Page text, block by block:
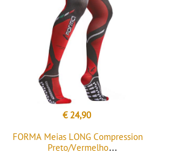
€ 24,90
FORMA Meias LONG Compression
Preto/Vermelho